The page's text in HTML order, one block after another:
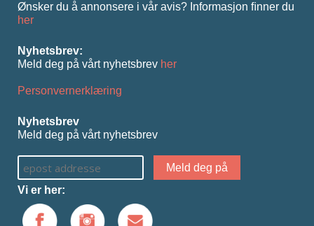
Ønsker du å annonsere i vår avis? Informasjon ﬁnner du
her
Nyhetsbrev:
Meld deg på vårt nyhetsbrev her
Personvernerklæring
Nyhetsbrev
Meld deg på vårt nyhetsbrev
Vi er her: